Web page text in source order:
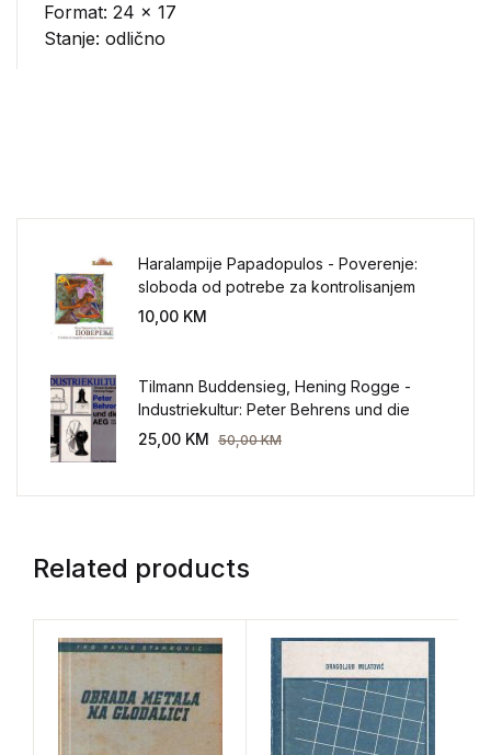
Format: 24 x 17
Stanje: odlično
Haralampije Papadopulos - Poverenje:
sloboda od potrebe za kontrolisanjem
sveta
10,00 KM
Tilmann Buddensieg, Hening Rogge -
Industriekultur: Peter Behrens und die
AEG 1907-1914.
25,00 KM 50,00KM
Related products